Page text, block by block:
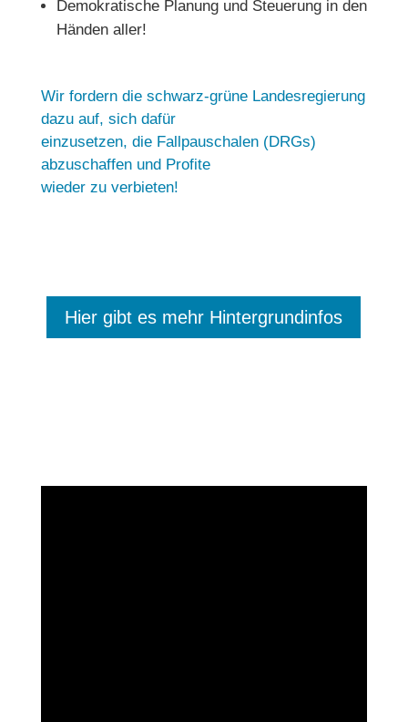
Demokratische Planung und Steuerung in den
Händen aller!
Wir fordern die schwarz-grüne Landesregierung
dazu auf, sich dafür
einzusetzen, die Fallpauschalen (DRGs)
abzuschaffen und Profite
wieder zu verbieten!
Hier gibt es mehr Hintergrundinfos